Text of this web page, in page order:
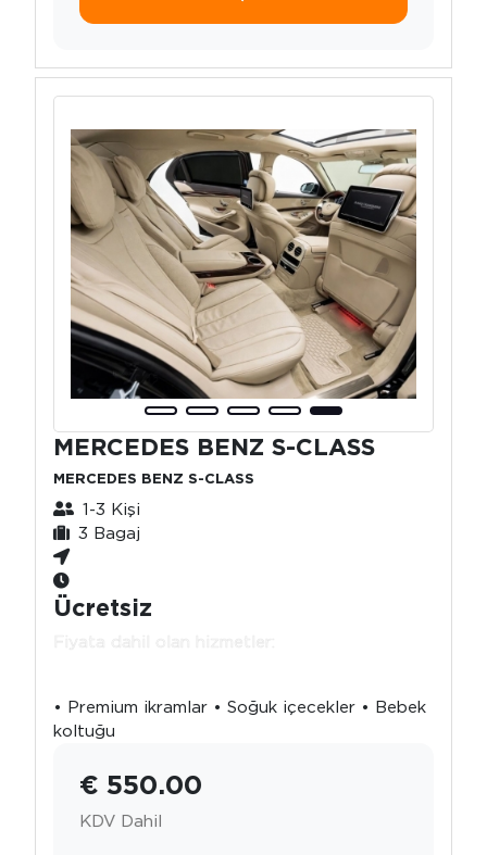
MERCEDES BENZ S-CLASS
MERCEDES BENZ S-CLASS
1-3 Kişi
3 Bagaj
Ücretsiz
Fiyata dahil olan hizmetler:
• Premium ikramlar • Soğuk içecekler • Bebek
koltuğu
€ 550.00
KDV Dahil